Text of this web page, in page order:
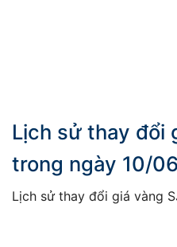
Lịch sử thay đổi
trong ngày 10/
Lịch sử thay đổi giá vàng